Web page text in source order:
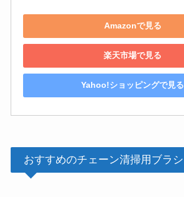
Amazonで見る
楽天市場で見る
Yahoo!ショッピングで見る
おすすめのチェーン清掃用ブラシ